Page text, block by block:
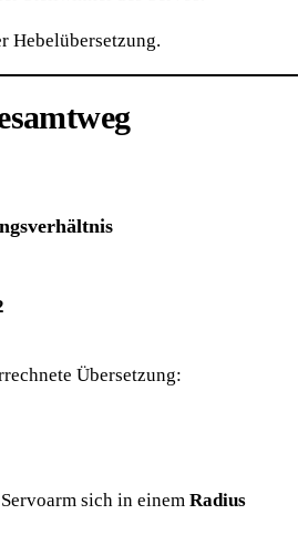
Hebelübersetzung.
Übersetzung:
sich in einem Radius